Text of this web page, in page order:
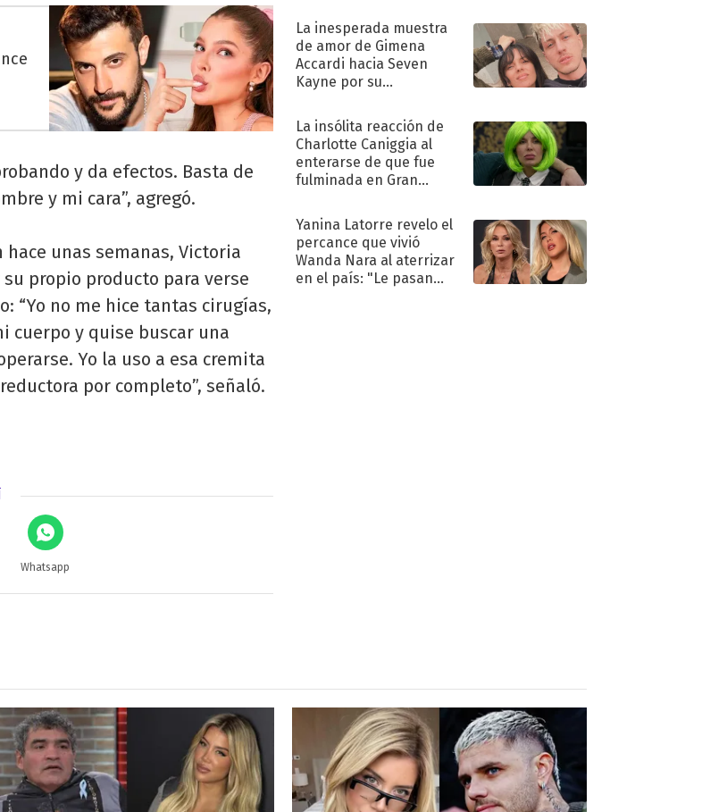
y da efectos. Basta de
y mi cara”, agregó.
unas semanas, Victoria
propio producto para verse
“Yo no me hice tantas cirugías,
cuerpo y quise buscar una
Yo la uso a esa cremita
por completo”, señaló.
Whatsapp
La inesperada muestra
de amor de Gimena
Accardi hacia Seven
Kayne por su
La insólita reacción de
Charlotte Caniggia al
enterarse de que fue
fulminada en Gran
Yanina Latorre revelo el
percance que vivió
Wanda Nara al aterrizar
en el país: "Le pasan